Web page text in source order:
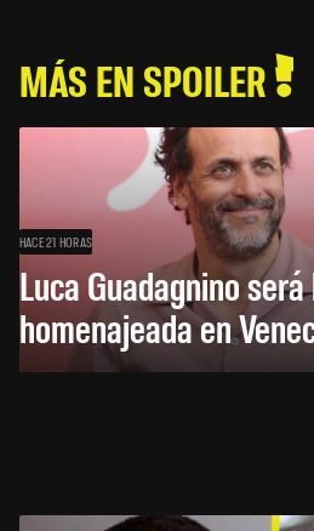
MÁS EN SPOILER
HACE 21 HORAS
Luca Guadagnino
homenajeada en